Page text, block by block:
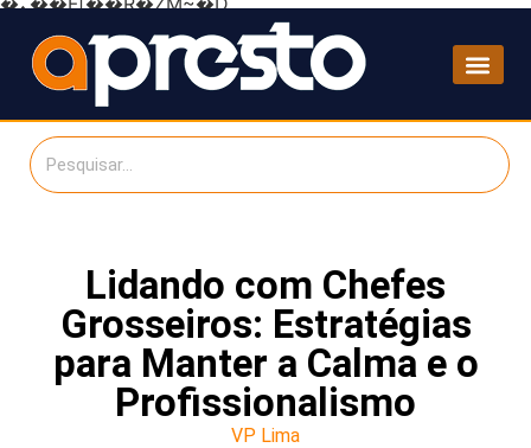
Lidando com Chefes
Grosseiros: Estratégias
para Manter a Calma e o
Profissionalismo
VP Lima